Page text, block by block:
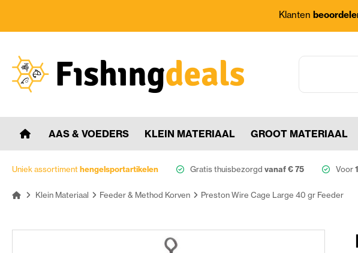
Klanten
AAS & VOEDERS KLEIN MATERIAAL GROOT MATERIAAL
Uniek assortimenthengelsportartikelen Gratis thuisbezorgd vanaf € 75 Voor
Klein Materiaal Feeder & Method Korven Preston Wire Cage Large 40 gr Feeder